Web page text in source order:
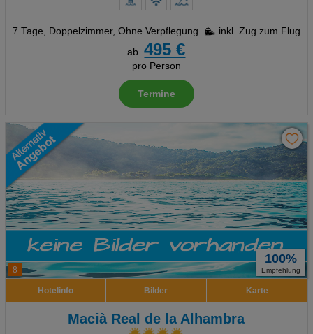
7 Tage, Doppelzimmer, Ohne Verpflegung
inkl. Zug zum Flug
ab
495 €
pro Person
Termine
8
100%
Empfehlung
Hotelinfo Bilder Karte
Macià Real de la Alhambra